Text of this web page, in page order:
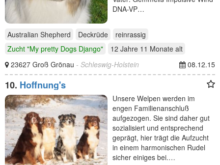
DNA-VP…
Australian Shepherd Deckrüde
reinrassig
Zucht "My pretty Dogs Django"
12 Jahre 11 Monate alt
23627 Groß Grönau - Schleswig-Holstein 08.12.15
10. Hoffnung's
Unsere Welpen werden im
engen Familienanschluß
aufgezogen. Sie sind daher gut
sozialisiert und entsprechend
geprägt, hier trägt die Aufzucht
in einem harmonischen Rudel
sicher einiges bei.…